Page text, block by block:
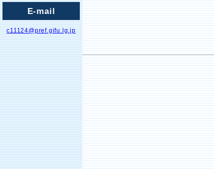
E-mail
c11124@pref.gifu.lg.jp